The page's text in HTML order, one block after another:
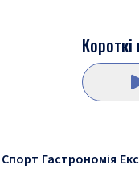
Спорт Гастрономія